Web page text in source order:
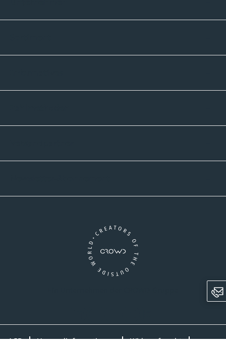
AGB Versandinformationen Widerrufsrecht